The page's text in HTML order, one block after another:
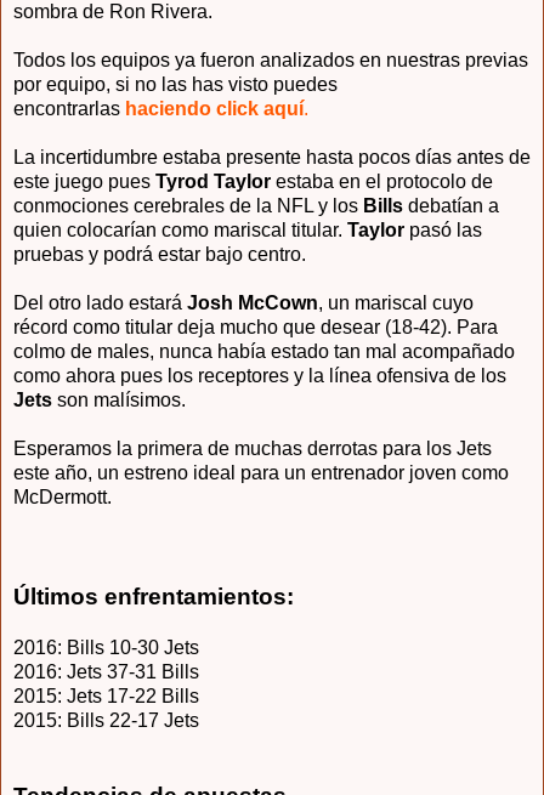
sombra de Ron Rivera.
Todos los equipos ya fueron analizados en nuestras previas
por equipo, si no las has visto puedes
encontrarlas haciendo click aquí.
La incertidumbre estaba presente hasta pocos días antes de
este juego pues Tyrod Taylor estaba en el protocolo de
conmociones cerebrales de la NFL y los Bills debatían a
quien colocarían como mariscal titular. Taylor pasó las
pruebas y podrá estar bajo centro.
Del otro lado estará Josh McCown, un mariscal cuyo
récord como titular deja mucho que desear (18-42). Para
colmo de males, nunca había estado tan mal acompañado
como ahora pues los receptores y la línea ofensiva de los
Jets son malísimos.
Esperamos la primera de muchas derrotas para los Jets
este año, un estreno ideal para un entrenador joven como
McDermott.
Últimos enfrentamientos:
2016: Bills 10-30 Jets
2016: Jets 37-31 Bills
2015: Jets 17-22 Bills
2015: Bills 22-17 Jets